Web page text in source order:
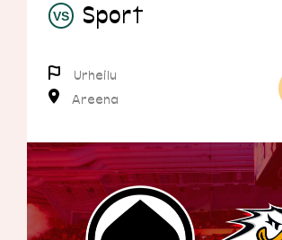
Sport
Urheilu
Areena